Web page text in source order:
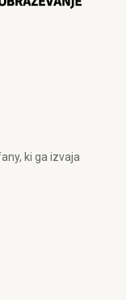
ki ga izvaja